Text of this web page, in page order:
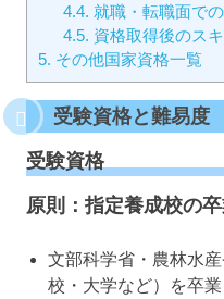
4.4. 就職・転職面で
4.5. 資格取得後のス
5. その他国家資格一覧
受験資格と難易度
受験資格
原則：指定養成校の
文部科学省・農林水
校・大学など）を卒